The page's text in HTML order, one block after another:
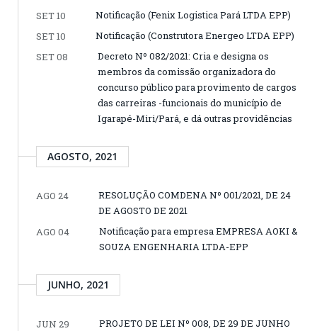
SET 10
Notificação (Fenix Logistica Pará LTDA EPP)
SET 10
Notificação (Construtora Energeo LTDA EPP)
SET 08
Decreto Nº 082/2021: Cria e designa os
membros da comissão organizadora do
concurso público para provimento de cargos
das carreiras -funcionais do município de
Igarapé-Miri/Pará, e dá outras providências
AGOSTO, 2021
AGO 24
RESOLUÇÃO COMDENA Nº 001/2021, DE 24
DE AGOSTO DE 2021
AGO 04
Notificação para empresa EMPRESA AOKI &
SOUZA ENGENHARIA LTDA-EPP
JUNHO, 2021
JUN 29
PROJETO DE LEI Nº 008, DE 29 DE JUNHO